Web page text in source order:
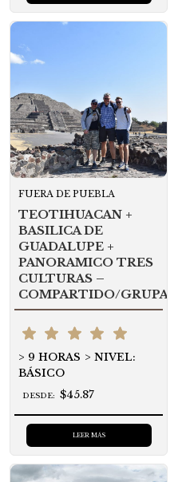
FUERA DE PUEBLA
TEOTIHUACAN +
BASILICA DE
GUADALUPE +
PANORAMICO TRES
CULTURAS –
COMPARTIDO/GRUPAL
9 HORAS
NIVEL:
BÁSICO
DESDE: $45.87
LEER MÁS